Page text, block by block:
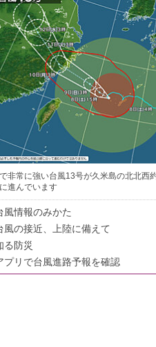
非常に強い台風13号が久米島の北北西
進んでいます
風情報のみかた
風の接近、上陸に備えて
る防災
プリで台風進路予報を確認